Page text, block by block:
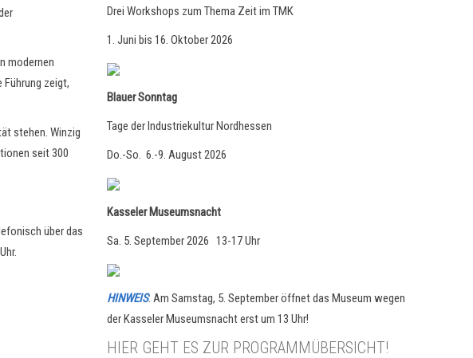
modernen
zeigt,
stehen. Winzig
seit 300
über das
Drei Workshops zum Thema Zeit im TMK
1. Juni bis 16. Oktober 2026
Blauer Sonntag
Tage der Industriekultur Nordhessen
Do.-So. 6.-9. August 2026
Kasseler Museumsnacht
Sa. 5. September 2026 13-17 Uhr
HINWEIS: Am Samstag, 5. September öffnet das Museum wegen
der Kasseler Museumsnacht erst um 13 Uhr!
HIER GEHT ES ZUR PROGRAMMÜBERSICHT!